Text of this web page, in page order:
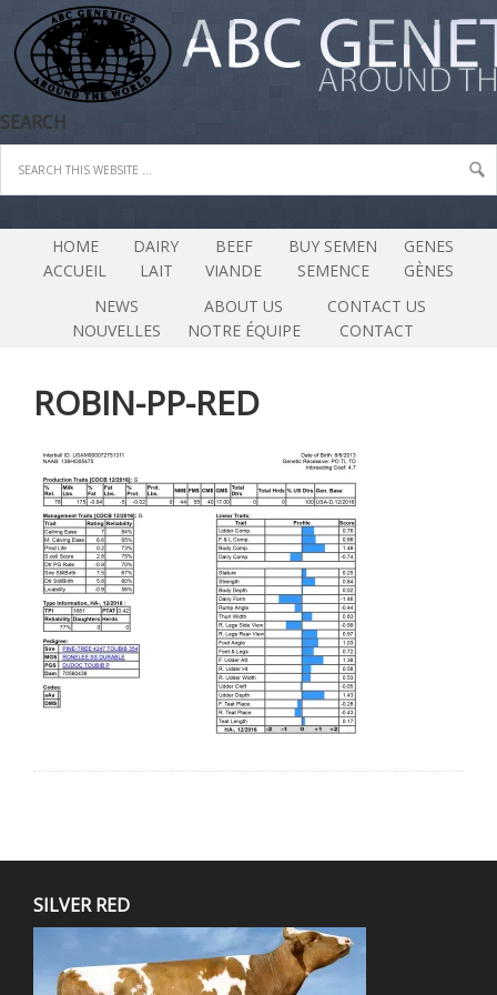
SEARCH
HOME
ACCUEIL
DAIRY
LAIT
BEEF
VIANDE
BUY SEMEN
SEMENCE
GENES
GÈNES
NEWS
NOUVELLES
ABOUT US
NOTRE ÉQUIPE
CONTACT US
CONTACT
ROBIN-PP-RED
SILVER RED